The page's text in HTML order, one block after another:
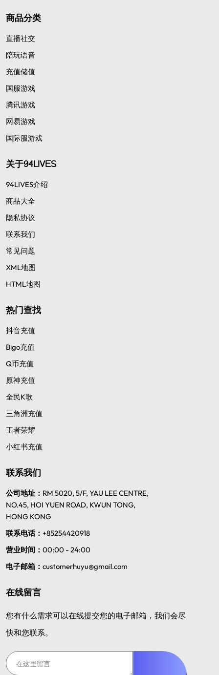
商品分类
直播社交
陪玩语音
充值储值
国服游戏
腾讯游戏
网易游戏
国际服游戏
关于94LIVES
94LIVES介绍
商品大全
隐私协议
联系我们
常见问题
XML地图
HTML地图
热门查找
抖音充值
Bigo充值
Q币充值
原神充值
全民K歌
三角洲充值
王者荣耀
小红书充值
联系我们
公司地址： RM 5020, 5/F, YAU LEE CENTRE,
NO.45, HOI YUEN ROAD, KWUN TONG,
HONG KONG
联系电话： +85254420918
营业时间： 00:00 - 24:00
电子邮箱： customerhuyu@gmail.com
在线留言
您有什么需求可以在线提交您的电子邮箱，我们会尽
快和您联系。